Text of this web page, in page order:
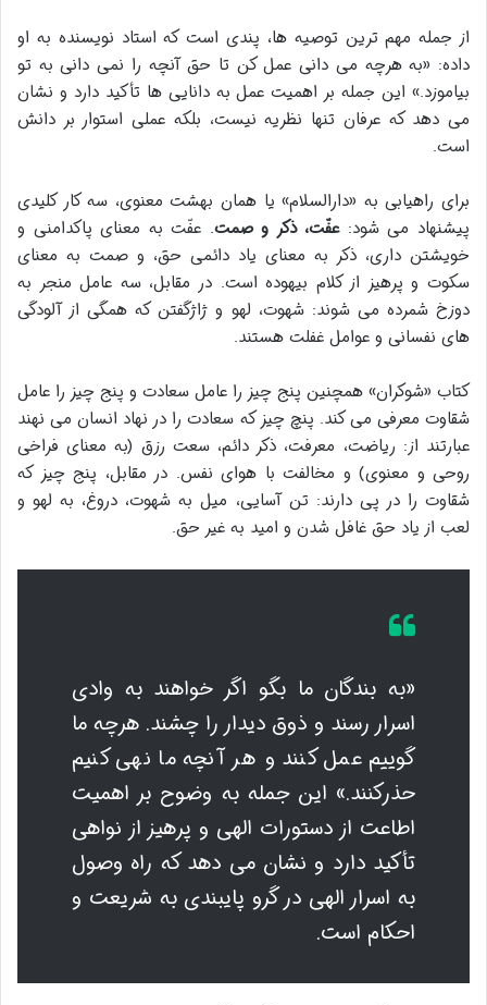
از جمله مهم ترین توصیه ها، پندی است که استاد نویسنده به او
داده: «به هرچه می دانی عمل کن تا حق آنچه را نمی دانی به تو
بیاموزد.» این جمله بر اهمیت عمل به دانایی ها تأکید دارد و نشان
می دهد که عرفان تنها نظریه نیست، بلکه عملی استوار بر دانش
است.
برای راهیابی به «دارالسلام» یا همان بهشت معنوی، سه کار کلیدی
پیشنهاد می شود:عفّت، ذکر و صمت. عفّت به معنای پاکدامنی و
خویشتن داری، ذکر به معنای یاد دائمی حق، و صمت به معنای
سکوت و پرهیز از کلام بیهوده است. در مقابل، سه عامل منجر به
دوزخ شمرده می شوند: شهوت، لهو و ژاژگفتن که همگی از آلودگی
های نفسانی و عوامل غفلت هستند.
کتاب «شوکران» همچنین پنج چیز را عامل سعادت و پنج چیز را عامل
شقاوت معرفی می کند. پنچ چیز که سعادت را در نهاد انسان می نهند
عبارتند از: ریاضت، معرفت، ذکر دائم، سعت رزق (به معنای فراخی
روحی و معنوی) و مخالفت با هوای نفس. در مقابل، پنج چیز که
شقاوت را در پی دارند: تن آسایی، میل به شهوت، دروغ، به لهو و
لعب از یاد حق غافل شدن و امید به غیر حق.
«به بندگان ما بگو اگر خواهند به وادی
اسرار رسند و ذوق دیدار را چشند. هرچه ما
گوییم عمل کنند و هر آنچه ما نهی کنیم
حذرکنند.» این جمله به وضوح بر اهمیت
اطاعت از دستورات الهی و پرهیز از نواهی
تأکید دارد و نشان می دهد که راه وصول
به اسرار الهی در گرو پایبندی به شریعت و
احکام است.